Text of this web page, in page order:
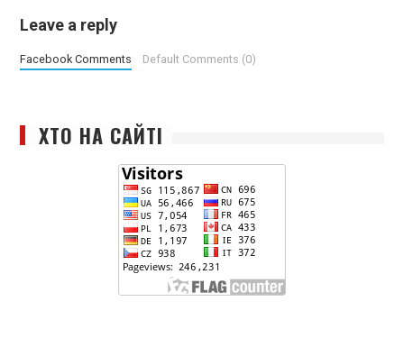
Leave a reply
Facebook Comments Default Comments (0)
ХТО НА САЙТІ